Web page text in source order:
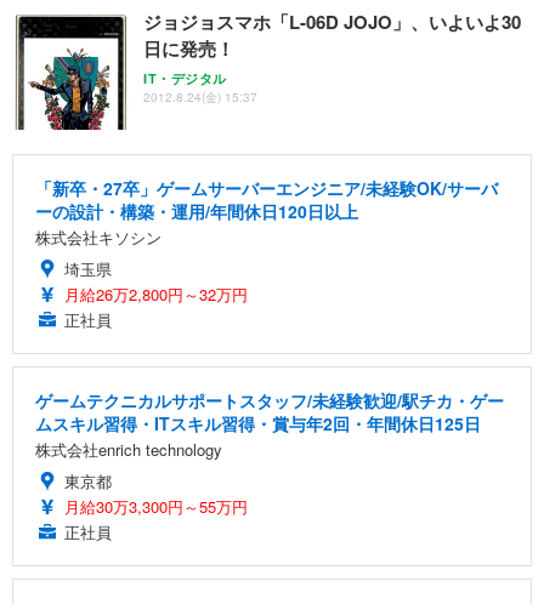
ジョジョスマホ「L-06D JOJO」、いよいよ30
日に発売！
IT・デジタル
2012.8.24(金) 15:37
「新卒・27卒」ゲームサーバーエンジニア/未経験OK/サーバ
ーの設計・構築・運用/年間休日120日以上
株式会社キソシン
埼玉県
月給26万2,800円～32万円
正社員
ゲームテクニカルサポートスタッフ/未経験歓迎/駅チカ・ゲー
ムスキル習得・ITスキル習得・賞与年2回・年間休日125日
株式会社enrich technology
東京都
月給30万3,300円～55万円
正社員